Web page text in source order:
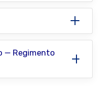
— Regimento